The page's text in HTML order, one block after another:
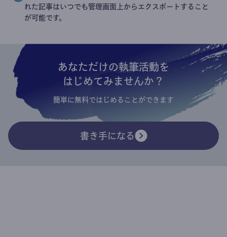
れた記事はいつでも管理画面上からエクスポートすること
が可能です。
あなただけの執筆活動を
はじめてみませんか？
簡単に無料ではじめることができます
書き手になる